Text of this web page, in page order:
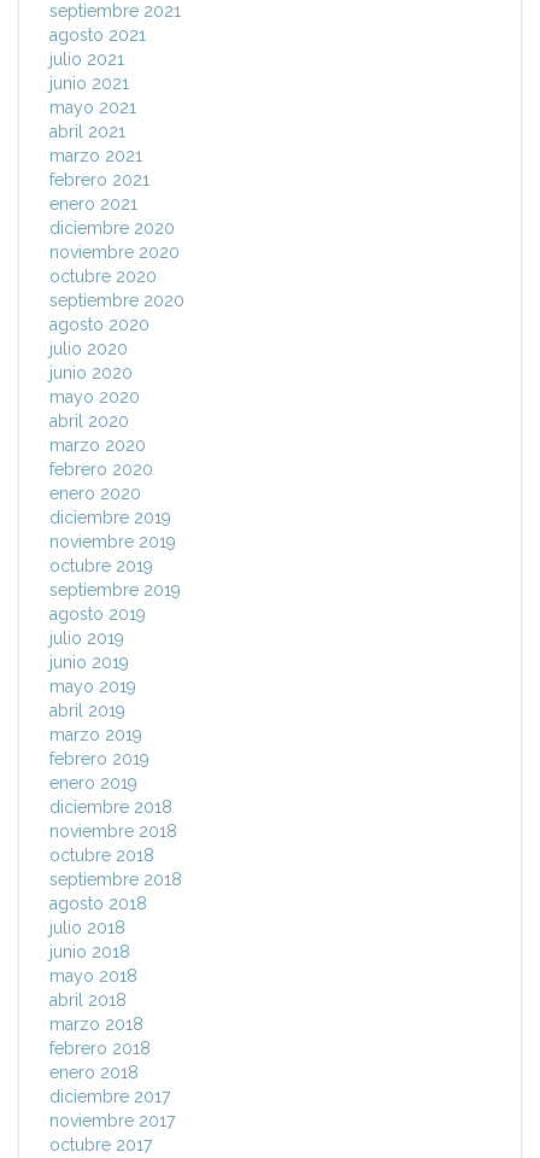
septiembre 2021
agosto 2021
julio 2021
junio 2021
mayo 2021
abril 2021
marzo 2021
febrero 2021
enero 2021
diciembre 2020
noviembre 2020
octubre 2020
septiembre 2020
agosto 2020
julio 2020
junio 2020
mayo 2020
abril 2020
marzo 2020
febrero 2020
enero 2020
diciembre 2019
noviembre 2019
octubre 2019
septiembre 2019
agosto 2019
julio 2019
junio 2019
mayo 2019
abril 2019
marzo 2019
febrero 2019
enero 2019
diciembre 2018
noviembre 2018
octubre 2018
septiembre 2018
agosto 2018
julio 2018
junio 2018
mayo 2018
abril 2018
marzo 2018
febrero 2018
enero 2018
diciembre 2017
noviembre 2017
octubre 2017